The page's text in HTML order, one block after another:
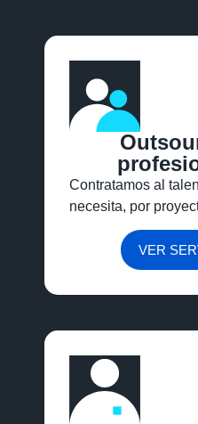
Contratamos al
necesita, por
VER